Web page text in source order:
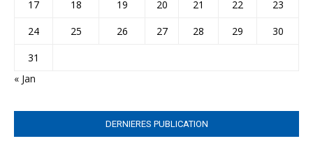
17
18 19 20 21 22
23
24
25 26 27 28 29
30
31
« Jan
DERNIERES PUBLICATION